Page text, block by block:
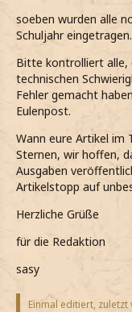
soeben wurden alle
Schuljahr eingetragen.
Bitte kontrolliert alle,
technischen
Fehler gemacht
Eulenpost.
Wann eure Artikel im
Sternen, wir hoffen,
Ausgaben
Artikelstopp auf
Herzliche Grüße
für die Redaktion
sasy
Einmal editiert, zuletzt